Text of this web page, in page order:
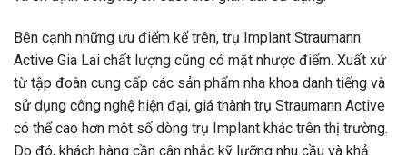
Bên cạnh những ưu điểm kể trên, trụ Implant Straumann
Active Gia Lai chất lượng cũng có mặt nhược điểm. Xuất xứ
từ tập đoàn cung cấp các sản phẩm nha khoa danh tiếng và
sử dụng công nghệ hiện đại, giá thành trụ Straumann Active
có thể cao hơn một số dòng trụ Implant khác trên thị trường.
Do đó, khách hàng cần cân nhắc kỹ lưỡng nhu cầu và khả